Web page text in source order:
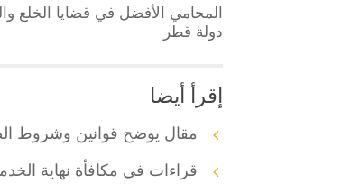
المحامي الأفضل في قضايا الخلع
دولة قطر
إقرأ أيضا
مقال يوضح قوانين وشروط
قراءات في مكافأة نهاية